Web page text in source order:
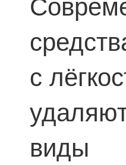
с
виды